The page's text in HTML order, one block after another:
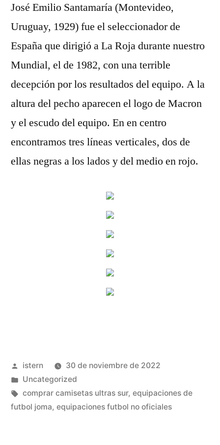
José Emilio Santamaría (Montevideo,
Uruguay, 1929) fue el seleccionador de
España que dirigió a La Roja durante nuestro
Mundial, el de 1982, con una terrible
decepción por los resultados del equipo. A la
altura del pecho aparecen el logo de Macron
y el escudo del equipo. En en centro
encontramos tres líneas verticales, dos de
ellas negras a los lados y del medio en rojo.
Publicado
por
istern
30 de noviembre de 2022
Publicado
en
Uncategorized
Etiquetas:
comprar camisetas ultras sur, equipaciones de
futbol joma, equipaciones futbol no oficiales